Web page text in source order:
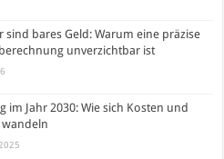
sind bares Geld: Warum eine präzise
unverzichtbar ist
im Jahr 2030: Wie sich Kosten und